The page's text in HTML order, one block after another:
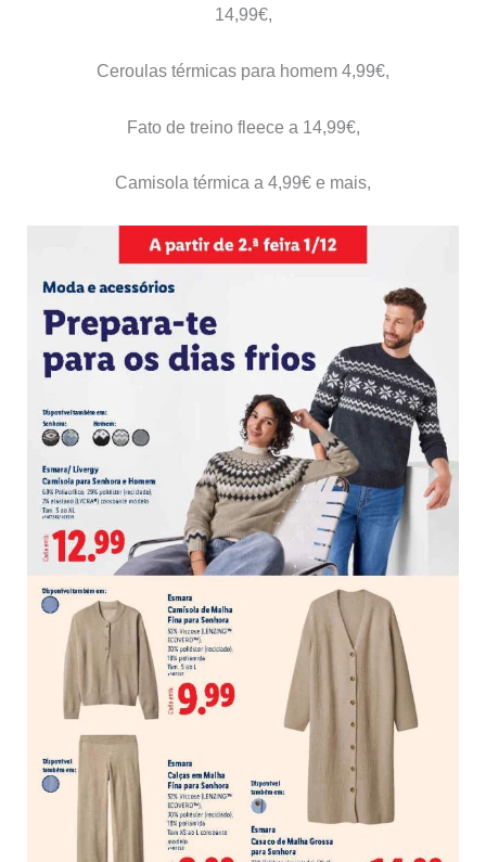
14,99€,
Ceroulas térmicas para homem 4,99€,
Fato de treino fleece a 14,99€,
Camisola térmica a 4,99€ e mais,